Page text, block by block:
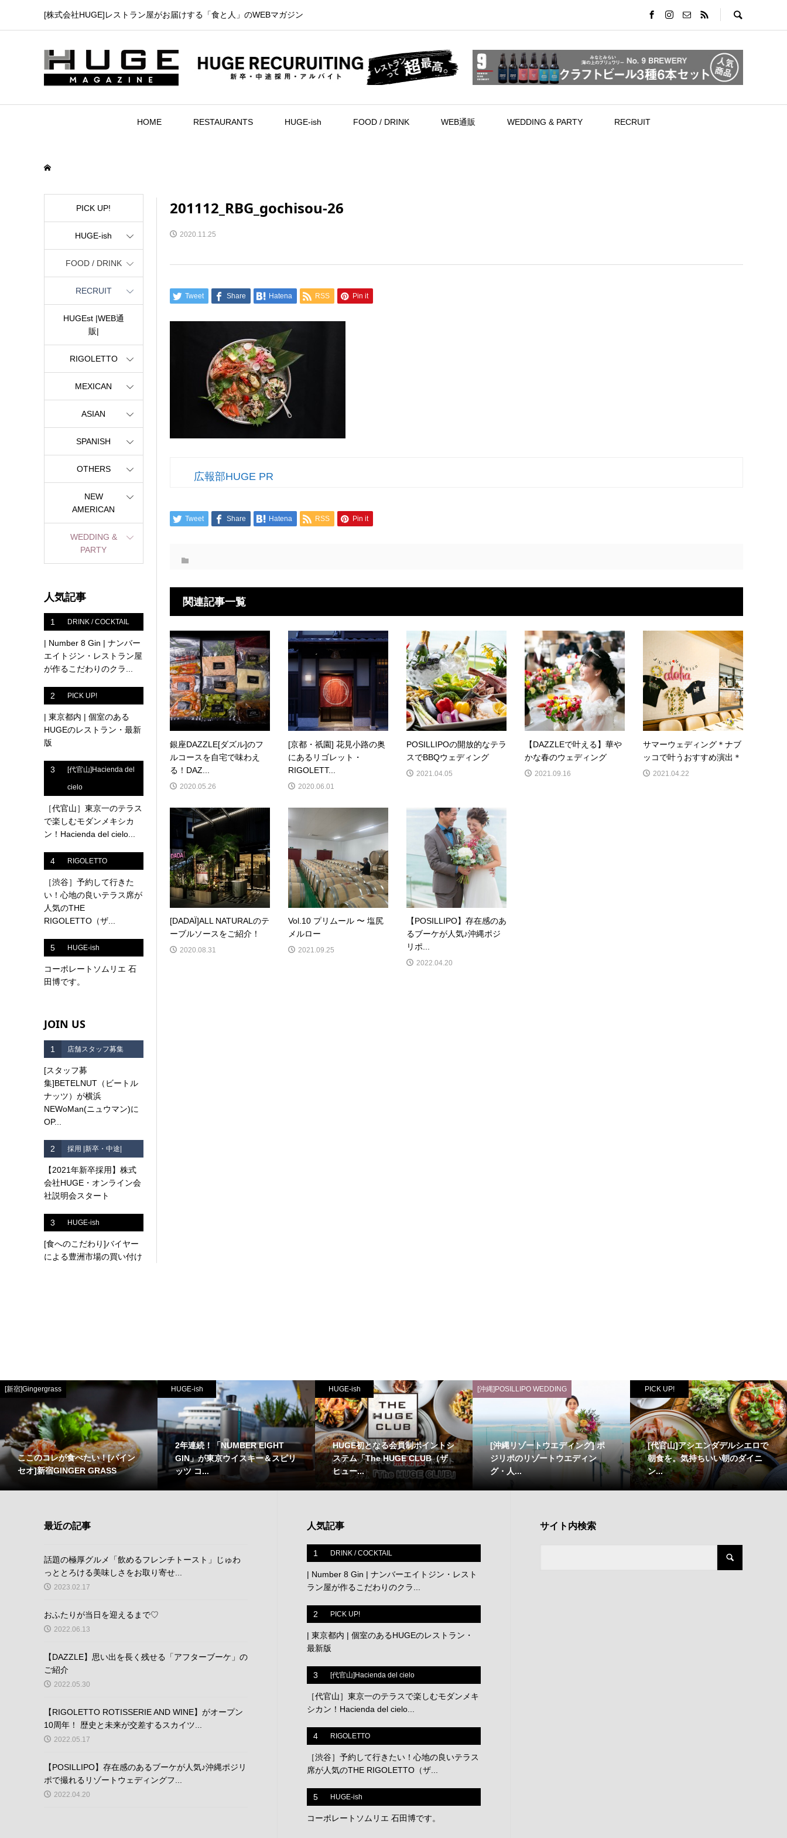
[株式会社HUGE]レストラン屋がお届けする「食と人」のWEBマガジン
HOME RESTAURANTS HUGE-ish FOOD / DRINK WEB通販 WEDDING & PARTY RECRUIT
201112_RBG_gochisou-26
2020.11.25
Tweet Share Hatena RSS Pin it
広報部HUGE PR
Tweet Share Hatena RSS Pin it
関連記事一覧
銀座DAZZLE[ダズル]のフ
ルコースを自宅で味わえ
る！DAZ...
2020.05.26
[京都・祇園] 花見小路の奥
にあるリゴレット・
RIGOLETT...
2020.06.01
POSILLIPOの開放的なテラ
スでBBQウェディング
2021.04.05
【DAZZLEで叶える】華や
かな春のウェディング
2021.09.16
サマーウェディング＊ナブ
ッコで叶うおすすめ演出＊
2021.04.22
[DADAÏ]ALL NATURALのテ
ーブルソースをご紹介！
2020.08.31
Vol.10 プリムール 〜 塩尻
メルロー
2021.09.25
【POSILLIPO】存在感のあ
るブーケが人気♪沖縄ポジ
リポ...
2022.04.20
PICK UP!
HUGE-ish
FOOD / DRINK
RECRUIT
HUGEst |WEB通
販|
RIGOLETTO
MEXICAN
ASIAN
SPANISH
OTHERS
NEW
AMERICAN
WEDDING &
PARTY
人気記事
1 DRINK / COCKTAIL
| Number 8 Gin | ナンバー
エイトジン・レストラン屋
が作るこだわりのクラ...
2 PICK UP!
| 東京都内 | 個室のある
HUGEのレストラン・最新
版
3 [代官山]Hacienda del
cielo
［代官山］東京一のテラス
で楽しむモダンメキシカ
ン！Hacienda del cielo...
4 RIGOLETTO
［渋谷］予約して行きた
い！心地の良いテラス席が
人気のTHE
RIGOLETTO（ザ...
5 HUGE-ish
コーポレートソムリエ 石
田博です。
JOIN US
1 店舗スタッフ募集
[スタッフ募
集]BETELNUT（ビートル
ナッツ）が横浜
NEWoMan(ニュウマン)に
OP...
2 採用 |新卒・中途|
【2021年新卒採用】株式
会社HUGE・オンライン会
社説明会スタート
3 HUGE-ish
[食へのこだわり]バイヤー
による豊洲市場の買い付け
[新宿]Gingergrass
ここのコレが食べたい！[バイン
セオ]新宿GINGER GRASS
HUGE-ish
2年連続！「NUMBER EIGHT
GIN」が東京ウイスキー＆スピリ
ッツ コ...
HUGE-ish
HUGE初となる会員制ポイントシ
ステム「The HUGE CLUB（ザ
ヒュー...
[沖縄]POSILLIPO WEDDING
[沖縄リゾートウエディング] ポ
ジリポのリゾートウエディン
グ・人...
PICK UP!
[代官山]アシエンダデルシエロで
朝食を。気持ちいい朝のダイニ
ン...
最近の記事
話題の極厚グルメ「飲めるフレンチトースト」じゅわ
っととろける美味しさをお取り寄せ...
2023.02.17
おふたりが当日を迎えるまで♡
2022.06.13
【DAZZLE】思い出を長く残せる「アフターブーケ」の
ご紹介
2022.05.30
【RIGOLETTO ROTISSERIE AND WINE】がオープン
10周年！ 歴史と未来が交差するスカイツ...
2022.05.17
【POSILLIPO】存在感のあるブーケが人気♪沖縄ポジリ
ポで撮れるリゾートウェディングフ...
2022.04.20
人気記事
1 DRINK / COCKTAIL
| Number 8 Gin | ナンバーエイトジン・レスト
ラン屋が作るこだわりのクラ...
2 PICK UP!
| 東京都内 | 個室のあるHUGEのレストラン・
最新版
3 [代官山]Hacienda del cielo
［代官山］東京一のテラスで楽しむモダンメキ
シカン！Hacienda del cielo...
4 RIGOLETTO
［渋谷］予約して行きたい！心地の良いテラス
席が人気のTHE RIGOLETTO（ザ...
5 HUGE-ish
コーポレートソムリエ 石田博です。
サイト内検索